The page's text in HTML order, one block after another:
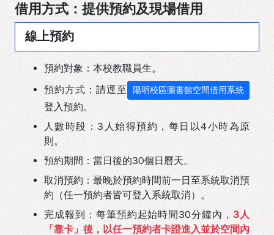
借用方式：提供預約及現場借用
線上預約
預約對象：本校教職員生。
預約方式：請逕至
陽明校區圖書館空間借用系統
登入預約。
人數時段：3人始得預約，每日以4小時為原
則。
預約期間：當日後的30個日曆天。
取消預約：最晚於預約時間前一日至系統取消預
約（任一預約者皆可登入系統取消）。
完成報到：每筆預約起始時間30分鐘內，3人
「靠卡」後，以任一預約者卡證進入並於空間內